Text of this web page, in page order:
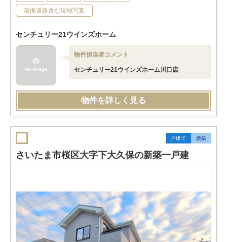
前面道路含む現地写真
センチュリー21ウインズホーム
物件担当者コメント
センチュリー21ウインズホーム川口店
物件を詳しく見る
戸建て 新築
さいたま市桜区大字下大久保の新築一戸建